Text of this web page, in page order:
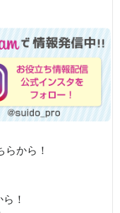
から！
！